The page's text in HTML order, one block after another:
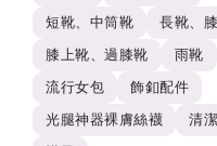
短靴、中筒靴
長靴、
膝上靴、過膝靴
雨靴
流行女包
飾釦配件
光腿神器裸膚絲襪
清